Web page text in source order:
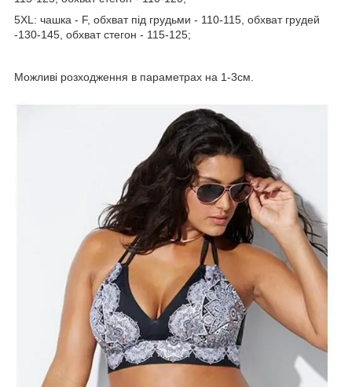
5ХL: чашка - F, обхват під грудьми - 110-115, обхват грудей
-130-145, обхват стегон - 115-125;
Можливі розходження в параметрах на 1-3см.